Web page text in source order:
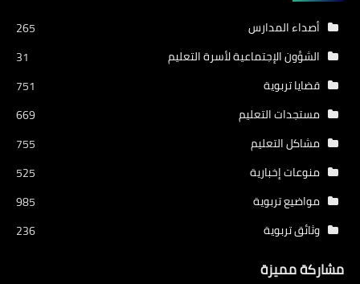
أصداء المدارس
265
الشؤون الإجتماعية لأسرة التعليم
31
قضايا تربوية
751
مستجدات التعليم
669
مشاكل التعليم
755
منوعات إخبارية
525
مواضيع تربوية
985
وثائق تربوية
236
مشاركة مميزة